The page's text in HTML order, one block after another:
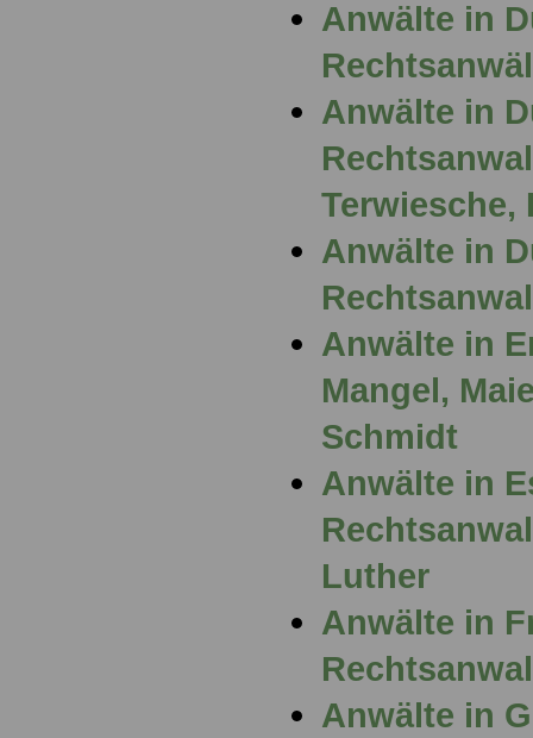
Anwälte in
Anwälte in
Terwiesche,
Anwälte in
Anwälte in
Mangel,
Schmidt
Anwälte in
Luther
Anwälte in
Anwälte in